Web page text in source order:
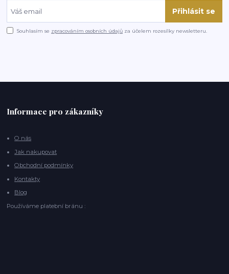
Přihlásit se
Souhlasím se zpracováním osobních údajů za účelem rozesílky newsletteru.
Informace pro zákazníky
O nás
Jak nakupovat
Obchodní podmínky
Kontakty
Blog
Používáme platební bránu :